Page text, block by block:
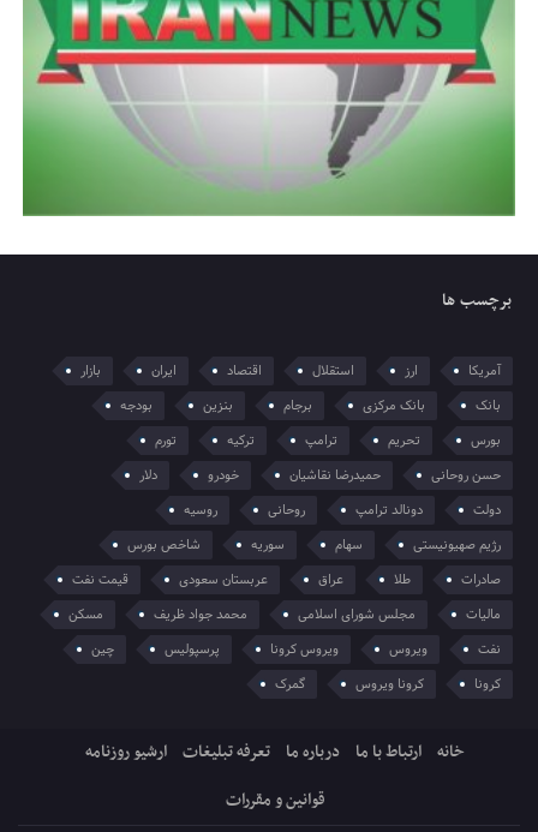
برچسب ها
آمریکا ارز استقلال اقتصاد ایران
بازار
بانک
بانک مرکزی برجام بنزین
بودجه
بورس
تحریم ترامپ ترکیه
تورم
حسن روحانی
حمیدرضا نقاشیان خودرو
دلار
دولت
دونالد ترامپ روحانی
روسیه
رژیم صهیونیستی
سهام سوریه
شاخص بورس
صادرات
طلا عراق عربستان سعودی
قیمت نفت
مالیات
مجلس شورای اسلامی محمد جواد ظریف
مسکن
نفت
ویروس ویروس کرونا پرسپولیس
چین
کرونا
کرونا ویروس گمرک
خانه ارتباط با ما درباره ما تعرفه تبلیغات ارشیو روزنامه
قوانین و مقررات